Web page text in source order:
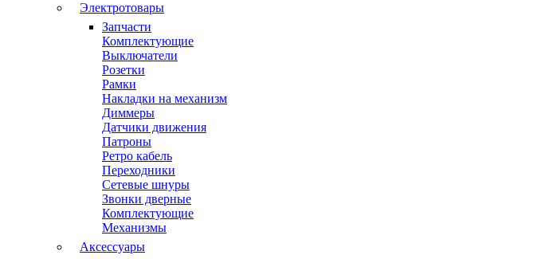
Электротовары
Запчасти
Комплектующие
Выключатели
Розетки
Рамки
Накладки на механизм
Диммеры
Датчики движения
Патроны
Ретро кабель
Переходники
Сетевые шнуры
Звонки дверные
Комплектующие
Механизмы
Аксессуары